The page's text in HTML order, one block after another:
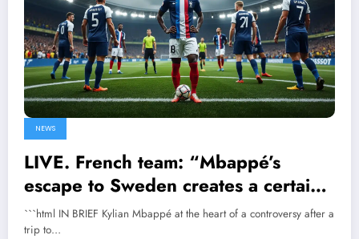
NEWS
LIVE. French team: “Mbappé’s
escape to Sweden creates a certain
disorder”
```html IN BRIEF Kylian Mbappé at the heart of a controversy after a
trip to…